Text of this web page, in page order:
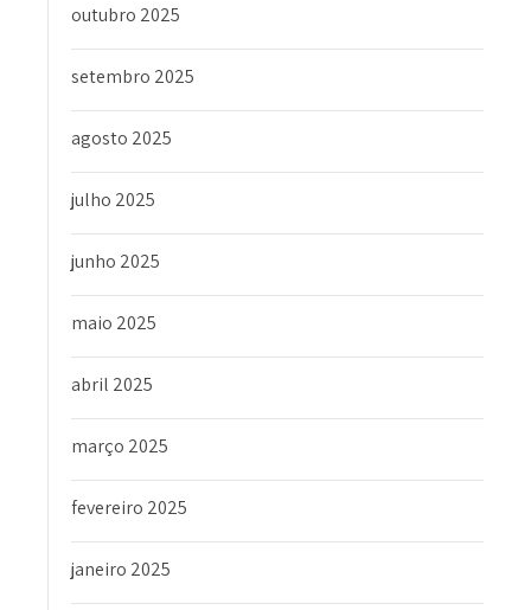
outubro 2025
setembro 2025
agosto 2025
julho 2025
junho 2025
maio 2025
abril 2025
março 2025
fevereiro 2025
janeiro 2025